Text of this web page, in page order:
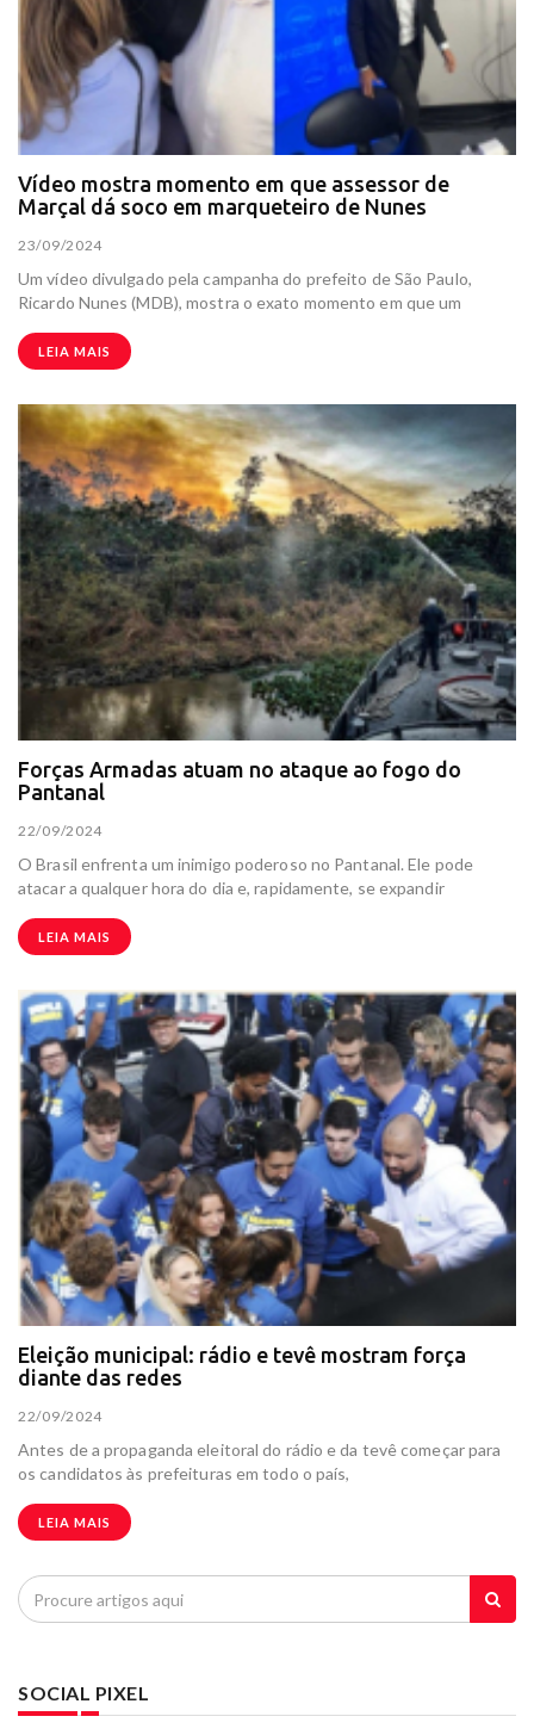
Vídeo mostra momento em que assessor de
Marçal dá soco em marqueteiro de Nunes
23/09/2024
Um vídeo divulgado pela campanha do prefeito de São Paulo,
Ricardo Nunes (MDB), mostra o exato momento em que um
LEIA MAIS
Forças Armadas atuam no ataque ao fogo do
Pantanal
22/09/2024
O Brasil enfrenta um inimigo poderoso no Pantanal. Ele pode
atacar a qualquer hora do dia e, rapidamente, se expandir
LEIA MAIS
Eleição municipal: rádio e tevê mostram força
diante das redes
22/09/2024
Antes de a propaganda eleitoral do rádio e da tevê começar para
os candidatos às prefeituras em todo o país,
LEIA MAIS
SOCIAL PIXEL